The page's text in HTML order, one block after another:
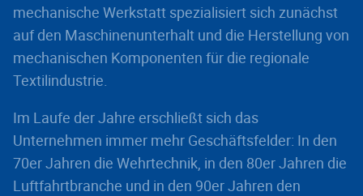
mechanische Werkstatt spezialisiert sich zunächst
auf den Maschinenunterhalt und die Herstellung von
mechanischen Komponenten für die regionale
Textilindustrie.
Im Laufe der Jahre erschließt sich das
Unternehmen immer mehr Geschäftsfelder: In den
70er Jahren die Wehrtechnik, in den 80er Jahren die
Luftfahrtbranche und in den 90er Jahren den